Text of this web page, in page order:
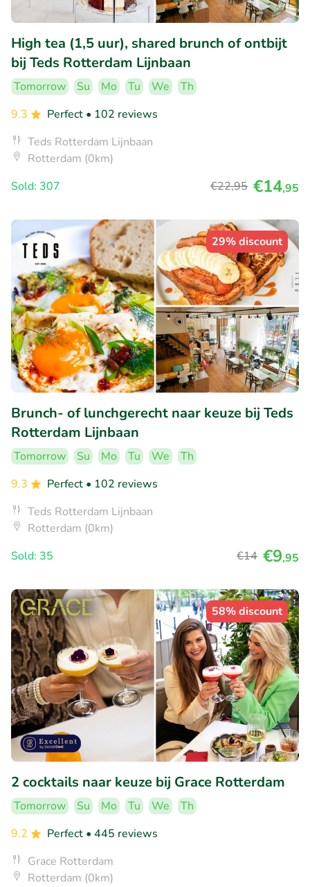
High tea (1,5 uur), shared brunch of ontbijt
bij Teds Rotterdam Lijnbaan
Tomorrow Su Mo Tu We
Th
9.3
Perfect • 102 reviews
Teds Rotterdam Lijnbaan
Rotterdam (0km)
Sold: 307
€22,95 €14,95
29% discount
Brunch- of lunchgerecht naar keuze bij Teds
Rotterdam Lijnbaan
Tomorrow Su Mo Tu We
Th
9.3
Perfect • 102 reviews
Teds Rotterdam Lijnbaan
Rotterdam (0km)
Sold: 35
€14 €9,95
58% discount
2 cocktails naar keuze bij Grace Rotterdam
Tomorrow Su Mo Tu We
Th
9.2
Perfect • 445 reviews
Grace Rotterdam
Rotterdam (0km)